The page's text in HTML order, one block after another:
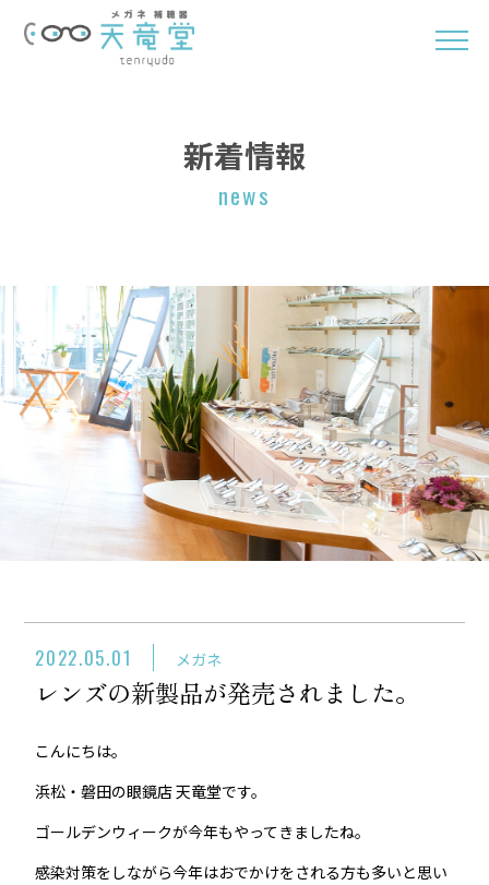
新着情報
news
2022.05.01 メガネ
レンズの新製品が発売されました。
こんにちは。
浜松・磐田の眼鏡店 天竜堂です。
ゴールデンウィークが今年もやってきましたね。
感染対策をしながら今年はおでかけをされる方も多いと思い